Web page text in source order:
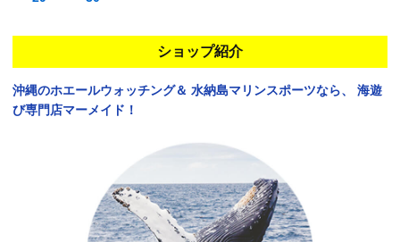
ショップ紹介
沖縄のホエールウォッチング＆ 水納島マリンスポーツなら、
海遊
び専門店マーメイド！